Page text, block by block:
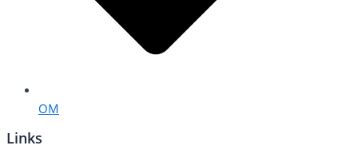
OM
Links